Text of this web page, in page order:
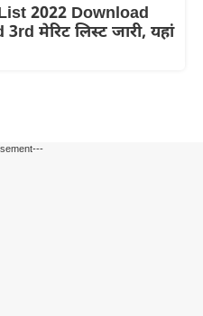
2022 Download
मेरिट लिस्ट जारी, यहां